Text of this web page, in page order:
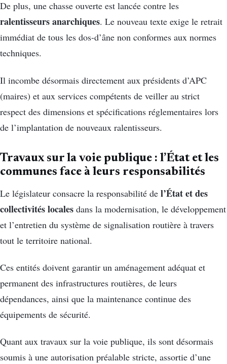
De plus, une chasse ouverte est lancée contre les
ralentisseurs anarchiques. Le nouveau texte exige le retrait
immédiat de tous les dos-d’âne non conformes aux normes
techniques.
Il incombe désormais directement aux présidents d’APC
(maires) et aux services compétents de veiller au strict
respect des dimensions et spécifications réglementaires lors
de l’implantation de nouveaux ralentisseurs.
Travaux sur la voie publique : l’État et les
communes face à leurs responsabilités
Le législateur consacre la responsabilité de l’État et des
collectivités locales dans la modernisation, le développement
et l’entretien du système de signalisation routière à travers
tout le territoire national.
Ces entités doivent garantir un aménagement adéquat et
permanent des infrastructures routières, de leurs
dépendances, ainsi que la maintenance continue des
équipements de sécurité.
Quant aux travaux sur la voie publique, ils sont désormais
soumis à une autorisation préalable stricte, assortie d’une